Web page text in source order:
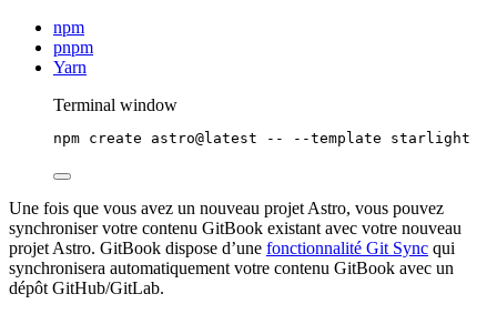
npm
pnpm
Yarn
Terminal window
npm create astro@latest -- --template starlight
Une fois que vous avez un nouveau projet Astro, vous pouvez
synchroniser votre contenu GitBook existant avec votre nouveau
projet Astro. GitBook dispose d’une fonctionnalité Git Sync qui
synchronisera automatiquement votre contenu GitBook avec un
dépôt GitHub/GitLab.